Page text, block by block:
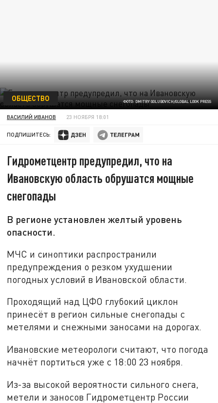
ФОТО: DMITRY GOLUBOVICH/GLOBAL LOOK PRESS
ОБЩЕСТВО
ВАСИЛИЙ ИВАНОВ 23 НОЯБРЯ 18:01
ПОДПИШИТЕСЬ:
Гидрометцентр предупредил, что на
Ивановскую область обрушатся мощные
снегопады
В регионе установлен желтый уровень
опасности.
МЧС и синоптики распространили
предупреждения о резком ухудшении
погодных условий в Ивановской области.
Проходящий над ЦФО глубокий циклон
принесёт в регион сильные снегопады с
метелями и снежными заносами на дорогах.
Ивановские метеорологи считают, что погода
начнёт портиться уже с 18:00 23 ноября.
Из-за высокой вероятности сильного снега,
метели и заносов Гидрометцентр России